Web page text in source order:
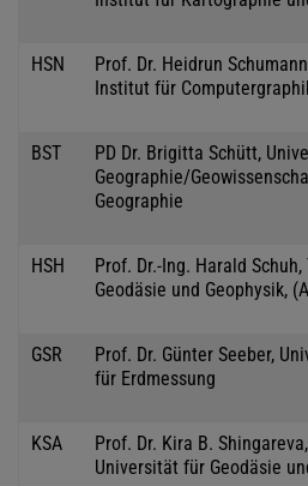
HSN
Prof. Dr. Heidrun
Institut für
BST
PD Dr. Brigitta Schütt,
Geographie/
Geographie
HSH
Prof. Dr.-Ing. Harald
Geodäsie und Geophysik,
GSR
Prof. Dr. Günter Seeber,
für Erdmessung
KSA
Prof. Dr. Kira B.
Universität für Geodäsie